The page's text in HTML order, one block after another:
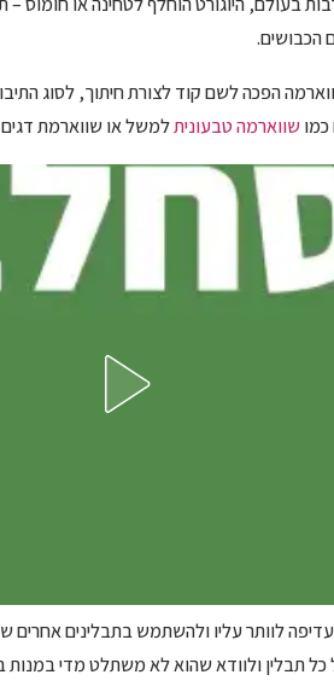
הכבושים.
הפכה לשם קוד לצורת חיתוך, לסוג
כמושווארמה טבעוניתלמשל או שווארמת
לוותר עליו ולהשתמש בתבלינים
כל תבלין ולוודא שהוא לא משתלט מדי במנות